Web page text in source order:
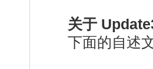
关于
下面的自述